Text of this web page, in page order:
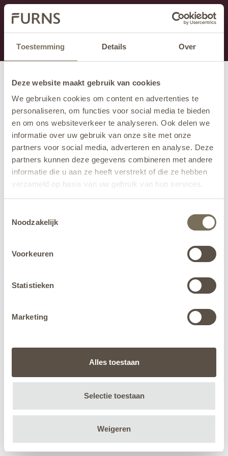
Toestemming Details Over
Deze website maakt gebruik van cookies
We gebruiken cookies om content en advertenties te
personaliseren, om functies voor social media te bieden
en om ons websiteverkeer te analyseren. Ook delen we
informatie over uw gebruik van onze site met onze
partners voor social media, adverteren en analyse. Deze
partners kunnen deze gegevens combineren met andere
informatie die u aan ze heeft verstrekt of die ze hebben
verzameld op basis van uw gebruik van hun services.
jehier.
Noodzakelijk
Voorkeuren
Statistieken
Marketing
Alles toestaan
Selectie toestaan
Weigeren
Dit onderdeel is momenteel in onderhoud.
Als je informatie mist kun je ons bellen +31 413 274
168 of mailen
info@furns.com